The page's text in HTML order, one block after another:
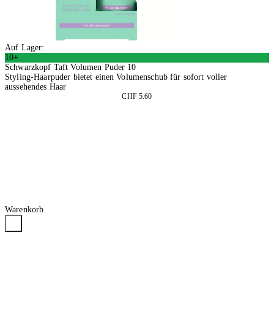
Auf Lager:
10+
Schwarzkopf Taft Volumen Puder 10
Styling-Haarpuder bietet einen Volumenschub für sofort voller
aussehendes Haar
CHF 5.60
Warenkorb